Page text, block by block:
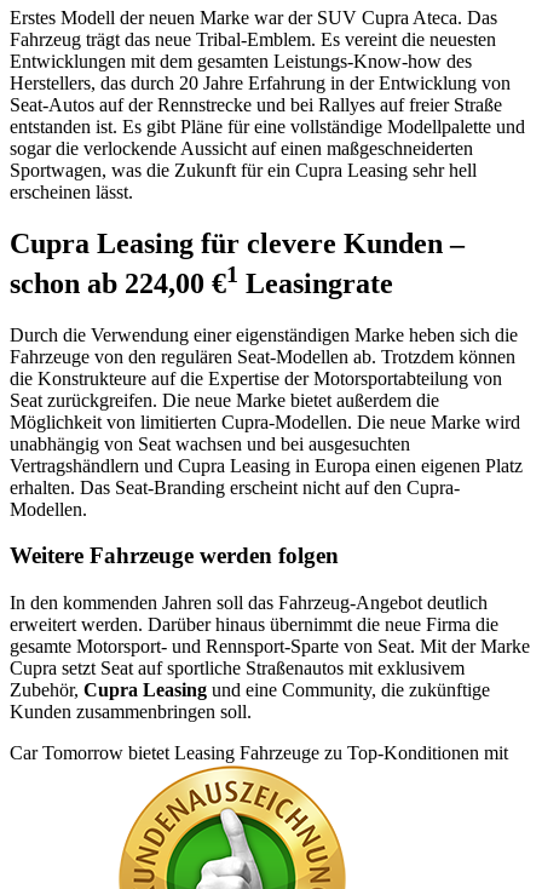
Erstes Modell der neuen Marke war der SUV Cupra Ateca. Das
Fahrzeug trägt das neue Tribal-Emblem. Es vereint die neuesten
Entwicklungen mit dem gesamten Leistungs-Know-how des
Herstellers, das durch 20 Jahre Erfahrung in der Entwicklung von
Seat-Autos auf der Rennstrecke und bei Rallyes auf freier Straße
entstanden ist. Es gibt Pläne für eine vollständige Modellpalette und
sogar die verlockende Aussicht auf einen maßgeschneiderten
Sportwagen, was die Zukunft für ein Cupra Leasing sehr hell
erscheinen lässt.
Cupra Leasing für clevere Kunden –
schon ab 224,00 €1 Leasingrate
Durch die Verwendung einer eigenständigen Marke heben sich die
Fahrzeuge von den regulären Seat-Modellen ab. Trotzdem können
die Konstrukteure auf die Expertise der Motorsportabteilung von
Seat zurückgreifen. Die neue Marke bietet außerdem die
Möglichkeit von limitierten Cupra-Modellen. Die neue Marke wird
unabhängig von Seat wachsen und bei ausgesuchten
Vertragshändlern und Cupra Leasing in Europa einen eigenen Platz
erhalten. Das Seat-Branding erscheint nicht auf den Cupra-
Modellen.
Weitere Fahrzeuge werden folgen
In den kommenden Jahren soll das Fahrzeug-Angebot deutlich
erweitert werden. Darüber hinaus übernimmt die neue Firma die
gesamte Motorsport- und Rennsport-Sparte von Seat. Mit der Marke
Cupra setzt Seat auf sportliche Straßenautos mit exklusivem
Zubehör, Cupra Leasing und eine Community, die zukünftige
Kunden zusammenbringen soll.
Car Tomorrow bietet Leasing Fahrzeuge zu Top-Konditionen mit